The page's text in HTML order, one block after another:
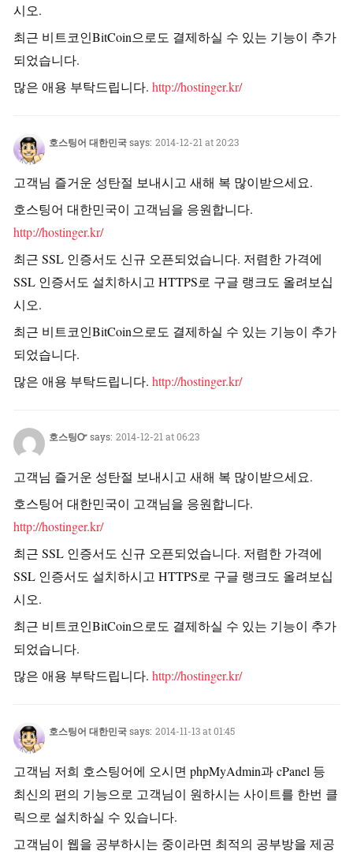
시오.
최근 비트코인BitCoin으로도 결제하실 수 있는 기능이 추가
되었습니다.
많은 애용 부탁드립니다. http://hostinger.kr/
호스팅어 대한민국says: 2014-12-21 at 20:23
고객님 즐거운 성탄절 보내시고 새해 복 많이받으세요.
호스팅어 대한민국이 고객님을 응원합니다.
http://hostinger.kr/
최근 SSL 인증서도 신규 오픈되었습니다. 저렴한 가격에
SSL 인증서도 설치하시고 HTTPS로 구글 랭크도 올려보십
시오.
최근 비트코인BitCoin으로도 결제하실 수 있는 기능이 추가
되었습니다.
많은 애용 부탁드립니다. http://hostinger.kr/
호스팅Ꮕsays: 2014-12-21 at 06:23
고객님 즐거운 성탄절 보내시고 새해 복 많이받으세요.
호스팅어 대한민국이 고객님을 응원합니다.
http://hostinger.kr/
최근 SSL 인증서도 신규 오픈되었습니다. 저렴한 가격에
SSL 인증서도 설치하시고 HTTPS로 구글 랭크도 올려보십
시오.
최근 비트코인BitCoin으로도 결제하실 수 있는 기능이 추가
되었습니다.
많은 애용 부탁드립니다. http://hostinger.kr/
호스팅어 대한민국says: 2014-11-13 at 01:45
고객님 저희 호스팅어에 오시면 phpMyAdmin과 cPanel 등
최신의 편의 기능으로 고객님이 원하시는 사이트를 한번 클
릭으로 설치하실 수 있습니다.
고객님이 웹을 공부하시는 중이라면 최적의 공부방을 제공